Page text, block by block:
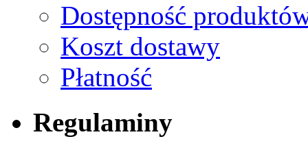
Dostępność
Koszt dostawy
Płatność
Regulaminy